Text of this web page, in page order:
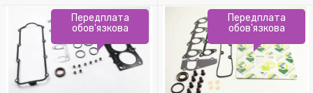
Передплата
обов'язкова
Передплата
обов'язкова